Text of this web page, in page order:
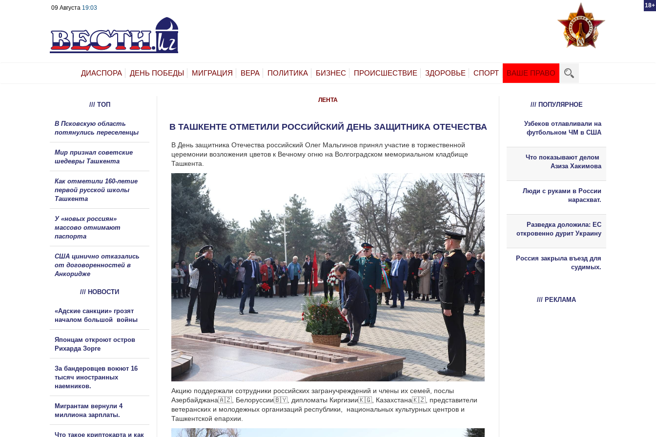
18+
09 Августа 19:03
ДИАСПОРА ДЕНЬ ПОБЕДЫ МИГРАЦИЯ ВЕРА ПОЛИТИКА БИЗНЕС ПРОИСШЕСТВИЕ ЗДОРОВЬЕ СПОРТ ВАШЕ ПРАВО
ЛЕНТА
В ТАШКЕНТЕ ОТМЕТИЛИ РОССИЙСКИЙ ДЕНЬ ЗАЩИТНИКА ОТЕЧЕСТВА
В День защитника Отечества российский Олег Мальгинов принял участие в торжественной
церемонии возложения цветов к Вечному огню на Волгоградском мемориальном кладбище
Ташкента.
Акцию поддержали сотрудники российских загранучреждений и члены их семей, послы
Азербайджана🇦🇿, Белоруссии🇧🇾, дипломаты Киргизии🇰🇬, Казахстана🇰🇿, представители
ветеранских и молодежных организаций республики, национальных культурных центров и
Ташкентской епархии.
/// ТОП
В Псковскую область
потянулись переселенцы
Мир признал советские
шедевры Ташкента
Как отметили 160-летие
первой русской школы
Ташкента
У «новых россиян»
массово отнимают
паспорта
США цинично отказались
от договоренностей в
Анкоридже
/// НОВОСТИ
«Адские санкции» грозят
началом большой войны
Японцам откроют остров
Рихарда Зорге
За бандеровцев воюют 16
тысяч иностранных
наемников.
Мигрантам вернули 4
миллиона зарплаты.
Что такое криптокарта и как
/// ПОПУЛЯРНОЕ
Узбеков отлавливали на
футбольном ЧМ в США
Что показывают делом
Азиза Хакимова
Люди с руками в России
нарасхват.
Разведка доложила: ЕС
откровенно дурит Украину
Россия закрыла въезд для
судимых.
/// РЕКЛАМА